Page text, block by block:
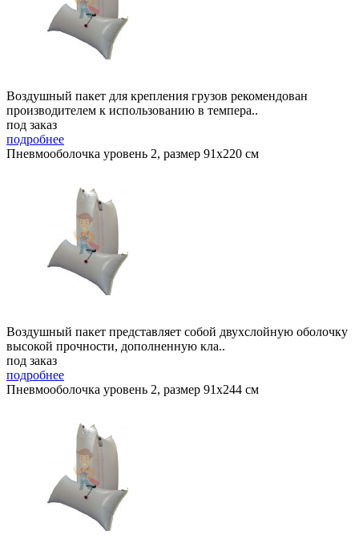
Воздушный пакет для крепления грузов рекомендован
производителем к использованию в темпера..
под заказ
подробнее
Пневмооболочка уровень 2, размер 91x220 см
Воздушный пакет представляет собой двухслойную оболочку
высокой прочности, дополненную кла..
под заказ
подробнее
Пневмооболочка уровень 2, размер 91x244 см